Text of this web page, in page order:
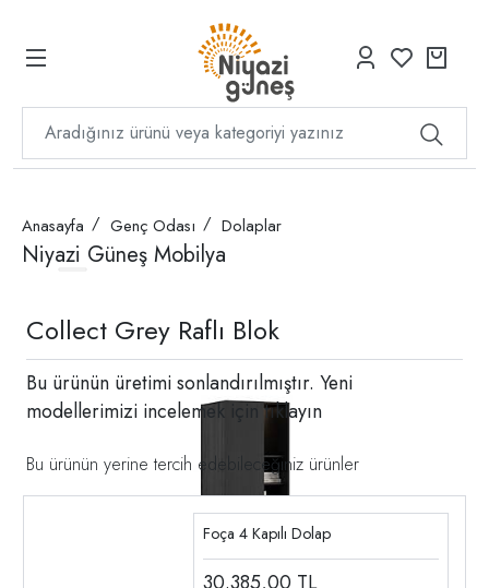
Anasayfa Genç Odası Dolaplar
Niyazi Güneş Mobilya
Collect Grey Raflı Blok
Bu ürünün üretimi sonlandırılmıştır. Yeni
modellerimizi incelemek içintıklayın
Bu ürünün yerine tercih edebileceğiniz ürünler
Foça 4 Kapılı Dolap
30.385,00 TL